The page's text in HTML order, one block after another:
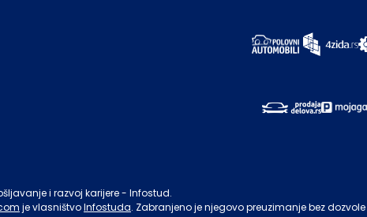
i razvoj karijere - Infostud.
je vlasništvoInfostuda. Zabranjeno je njegovo preuzimanje bez dozvole